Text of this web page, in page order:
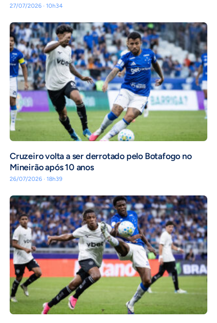
27/07/2026 · 10h34
Cruzeiro volta a ser derrotado pelo Botafogo no
Mineirão após 10 anos
26/07/2026 · 18h39